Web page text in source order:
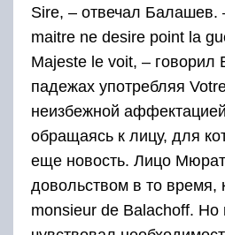
Sire, – отвечал Балашев.
maitre ne desire point la
Majeste le voit, – говорил
падежах употребляя
неизбежной
обращаясь к лицу, для
еще новость. Лицо
довольством в то время,
monsieur de Balachoff. Но